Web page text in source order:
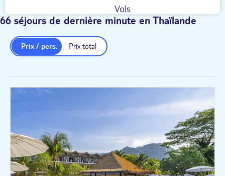
Vols
66 séjours de dernière minute en Thaïlande
Prix total
Prix / pers.